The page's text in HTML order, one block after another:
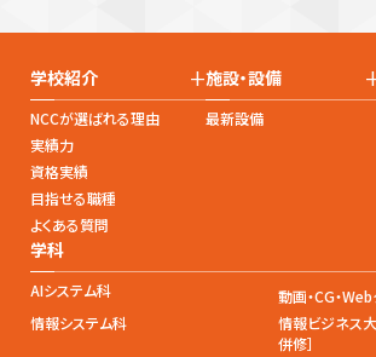
学校紹介 +
NCCが選ばれる理由
実績力
資格実績
目指せる職種
よくある質問
施設・設備
最新設備
学科
AIシステム科
動画・CG・
情報システム科
情報ビジネス
併修］